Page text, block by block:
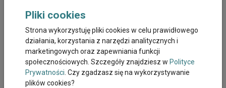
powodem niedokrwistości są zbyt obfite lub długotrwałe
miesiączki, należy rozpocząć leczenie ginekologiczne, zwykle
(jeśli nie ma przeciwwskazań) hormonalne. Jeśli jest to krwawiący
mięśniak – trzeba go wyciąć. Jeśli guzki krwawnicze (hemoroidy)
– zoperować, a jeśli wrzody – sięgnąć po antybiotyki. Oprócz
wyeliminowania przyczyny, musimy uzupełnić niedobory żelaza.
Przepisany przez lekarza preparat należy brać zwykle przez pół
roku, by wypełnić magazyny. Na koniec robi się jeszcze badanie
Pliki cookies
Strona wykorzystuję pliki cookies w celu prawidłowego
działania, korzystania z narzędzi analitycznych i
marketingowych oraz zapewniania funkcji
społecznościowych. Szczegóły znajdziesz w Polityce
Prywatności . Czy zgadzasz się na wykorzystywanie
plików cookies?